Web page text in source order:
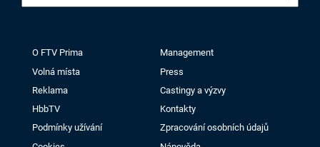
O FTV Prima
Management
Volná místa
Press
Reklama
Castingy a výzvy
HbbTV
Kontakty
Podmínky užívání
Zpracování osobních údajů